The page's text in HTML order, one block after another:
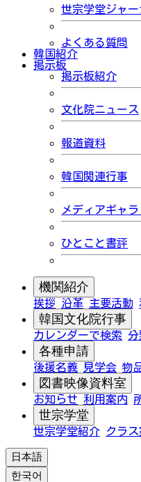
世宗学堂ジャー
よくある質問
韓国紹介
掲示板
掲示板紹介
文化院ニュース
報道資料
韓国関連行事
メディアギャラ
ひとこと書評
機関紹介
挨拶 沿革 主要活動
韓国文化院行事
カレンダーで検索
各種申請
後援名義 見学会 物
図書映像資料室
お知らせ 利用案内
世宗学堂
世宗学堂紹介 クラ
日本語
한국어